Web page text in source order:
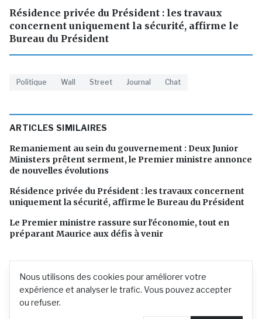
Nous utilisons des cookies pour améliorer votre
expérience et analyser le trafic. Vous pouvez accepter
ou refuser.
Résidence privée du Président : les travaux
concernent uniquement la sécurité, affirme le
Bureau du Président
Politique Wall Street Journal Chat
ARTICLES SIMILAIRES
Remaniement au sein du gouvernement : Deux Junior
Ministers prêtent serment, le Premier ministre annonce
de nouvelles évolutions
Résidence privée du Président : les travaux concernent
uniquement la sécurité, affirme le Bureau du Président
Le Premier ministre rassure sur l'économie, tout en
préparant Maurice aux défis à venir